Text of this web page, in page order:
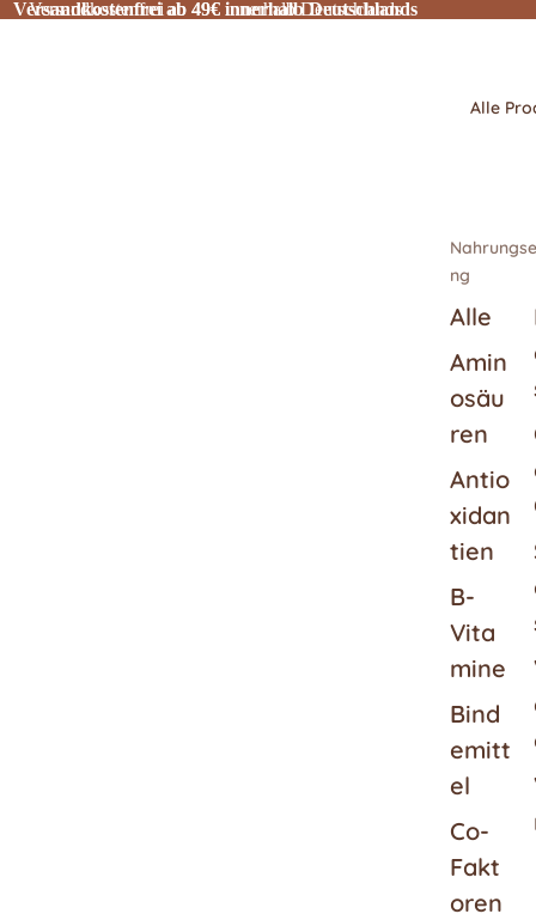
Versandkostenfrei ab 49€ innerhalb Deutschlands
Versandkostenfrei ab 49€ innerhalb Deutschlands
Alle
ng
Alle
Amin
osäu
ren
Antio
xidan
tien
B-
Vita
mine
Bind
emitt
el
Co-
Fakt
oren